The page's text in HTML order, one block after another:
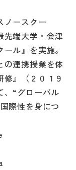
ノースクー
先端大学・会津
ル』を実施。
の連携授業を体
』（２０１９
、“グローバル
際性を身につ